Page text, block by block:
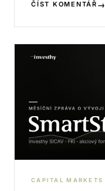
ČÍST KOMENTÁŘ →
CAPITAL MARKETS